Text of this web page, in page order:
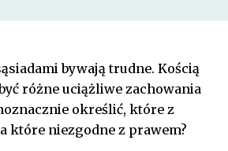
bywają trudne. Kością
różne uciążliwe zachowania
określić, które z
które niezgodne z prawem?